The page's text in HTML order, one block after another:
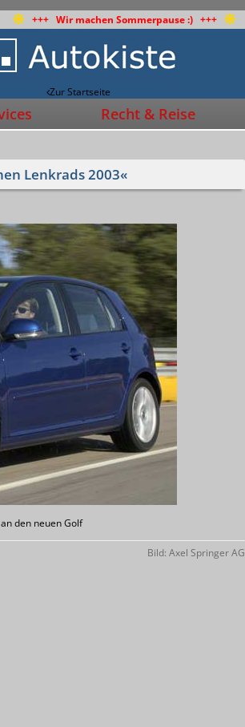
+++ Wir machen Sommerpause :) +++
Zur Startseite
Recht & Reise
Lenkrads 2003«
den neuen Golf
Bild: Axel Springer AG